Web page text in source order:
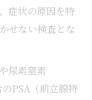
症状の原因を特
せない検査とな
尿素窒素
PSA（前立腺特